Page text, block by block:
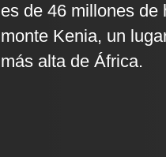
es de 46 millones de
monte Kenia, un
más alta de África.